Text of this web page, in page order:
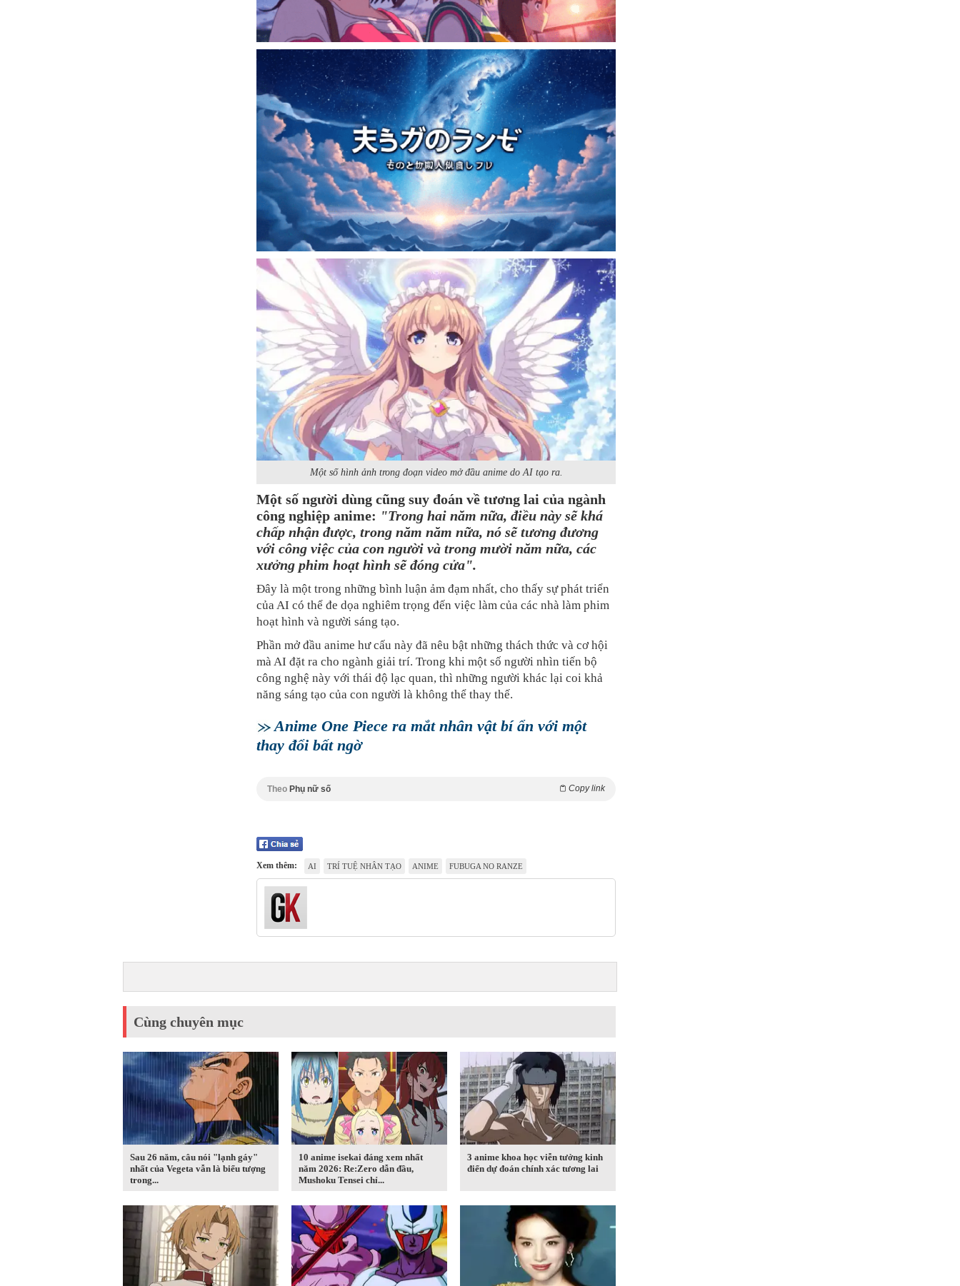
Một số hình ảnh trong đoạn video mở đầu anime do AI tạo ra.
Một số người dùng cũng suy đoán về tương lai của ngành
công nghiệp anime: "Trong hai năm nữa, điều này sẽ khá
chấp nhận được, trong năm năm nữa, nó sẽ tương đương
với công việc của con người và trong mười năm nữa, các
xưởng phim hoạt hình sẽ đóng cửa".
Đây là một trong những bình luận ảm đạm nhất, cho thấy sự phát triển
của AI có thể đe dọa nghiêm trọng đến việc làm của các nhà làm phim
hoạt hình và người sáng tạo.
Phần mở đầu anime hư cấu này đã nêu bật những thách thức và cơ hội
mà AI đặt ra cho ngành giải trí. Trong khi một số người nhìn tiến bộ
công nghệ này với thái độ lạc quan, thì những người khác lại coi khả
năng sáng tạo của con người là không thể thay thế.
Anime One Piece ra mắt nhân vật bí ẩn với một
thay đổi bất ngờ
Theo Phụ nữ số Copy link
Xem thêm: AI TRÍ TUỆ NHÂN TẠO ANIME FUBUGA NO RANZE
Cùng chuyên mục
Sau 26 năm, câu nói "lạnh gáy"
nhất của Vegeta vẫn là biểu tượng
trong...
10 anime isekai đáng xem nhất
năm 2026: Re:Zero dẫn đầu,
Mushoku Tensei chỉ...
3 anime khoa học viễn tưởng kinh
điển dự đoán chính xác tương lai